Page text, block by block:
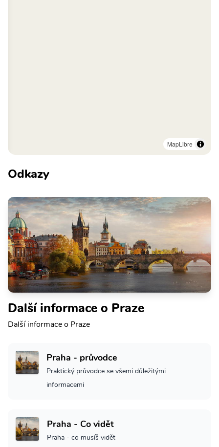
MapLibre
Odkazy
Další informace o Praze
Další informace o Praze
Praha - průvodce
Praktický průvodce se všemi důležitými
informacemi
Praha - Co vidět
Praha - co musíš vidět